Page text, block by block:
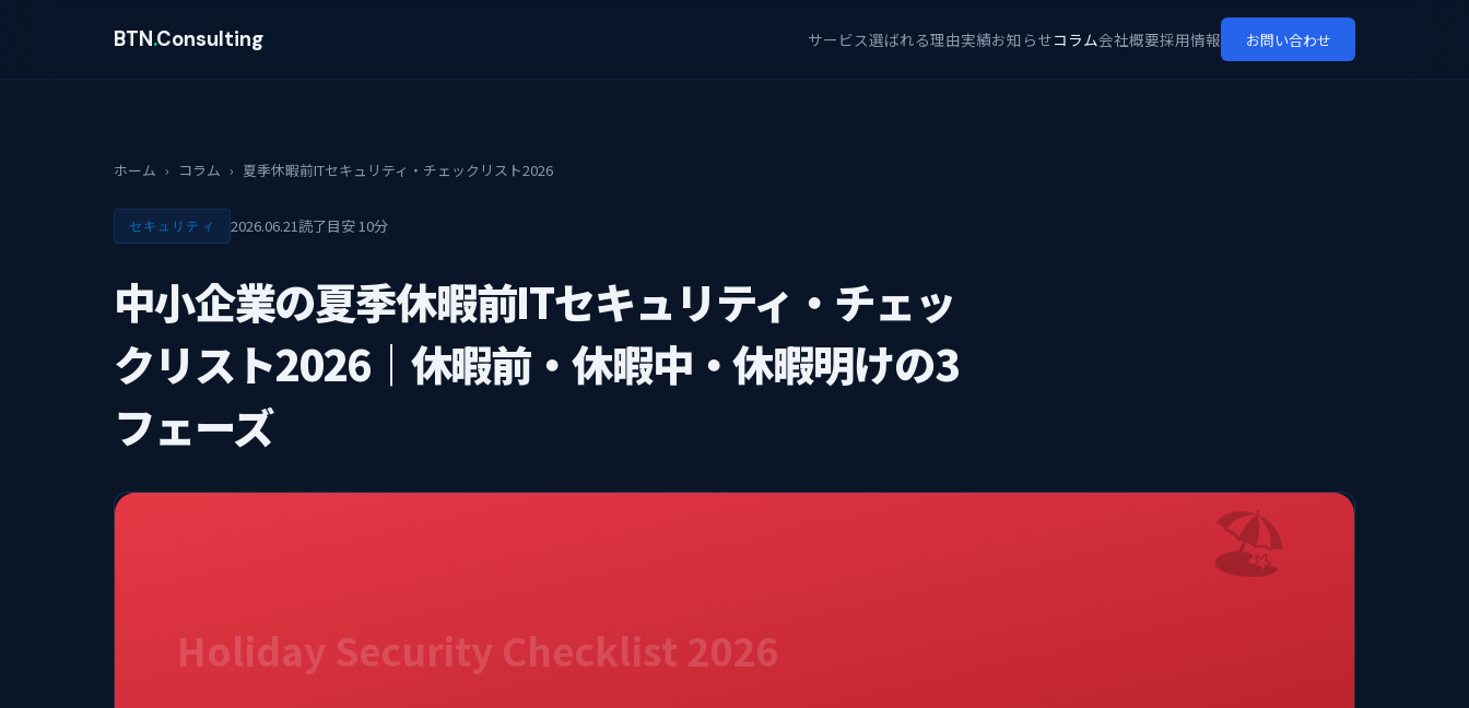
BTN.Consulting サービス選ばれる理由実績お知らせコラム会社概要採用情報 お問い合わせ
ホーム › コラム › 夏季休暇前ITセキュリティ・チェックリスト2026
セキュリティ 2026.06.21読了目安 10分
中小企業の夏季休暇前ITセキュリティ・チェッ
クリスト2026｜休暇前・休暇中・休暇明けの3
フェーズ
Holiday Security Checklist 2026
🏖️